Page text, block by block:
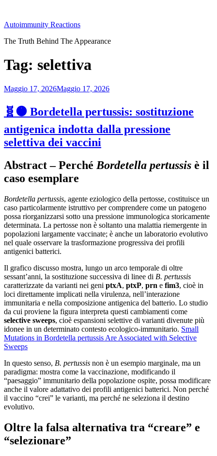
contenuto
Autoimmunity Reactions
The Truth Behind The Appearance
Tag: selettiva
Pubblicato
Maggio 17, 2026Maggio 17, 2026
🧬🟠 Bordetella pertussis: sostituzione
antigenica indotta dalla pressione
selettiva dei vaccini
Abstract – Perché Bordetella pertussis è il
caso esemplare
Bordetella pertussis, agente eziologico della pertosse, costituisce un
caso particolarmente istruttivo per comprendere come un patogeno
possa riorganizzarsi sotto una pressione immunologica storicamente
determinata. La pertosse non è soltanto una malattia riemergente in
popolazioni largamente vaccinate; è anche un laboratorio evolutivo
nel quale osservare la trasformazione progressiva dei profili
antigenici batterici.
Il grafico discusso mostra, lungo un arco temporale di oltre
sessant’anni, la sostituzione successiva di linee di B. pertussis
caratterizzate da varianti nei geni ptxA, ptxP, prn e fim3, cioè in
loci direttamente implicati nella virulenza, nell’interazione
immunitaria e nella composizione antigenica del batterio. Lo studio
da cui proviene la figura interpreta questi cambiamenti come
selective sweeps, cioè espansioni selettive di varianti divenute più
idonee in un determinato contesto ecologico-immunitario. Small
Mutations in Bordetella pertussis Are Associated with Selective
Sweeps
In questo senso, B. pertussis non è un esempio marginale, ma un
paradigma: mostra come la vaccinazione, modificando il
“paesaggio” immunitario della popolazione ospite, possa modificare
anche il valore adattativo dei profili antigenici batterici. Non perché
il vaccino “crei” le varianti, ma perché ne seleziona il destino
evolutivo.
Oltre la falsa alternativa tra “creare” e
“selezionare”